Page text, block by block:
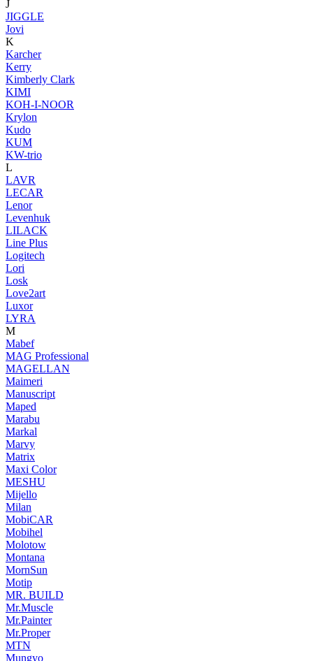
J
JIGGLE
Jovi
K
Karcher
Kerry
Kimberly Clark
KIMI
KOH-I-NOOR
Krylon
Kudo
KUM
KW-trio
L
LAVR
LECAR
Lenor
Levenhuk
LILACK
Line Plus
Logitech
Lori
Losk
Love2art
Luxor
LYRA
M
Mabef
MAG Professional
MAGELLAN
Maimeri
Manuscript
Maped
Marabu
Markal
Marvy
Matrix
Maxi Color
MESHU
Mijello
Milan
MobiCAR
Mobihel
Molotow
Montana
MornSun
Motip
MR. BUILD
Mr.Muscle
Mr.Painter
Mr.Proper
MTN
Mungyo